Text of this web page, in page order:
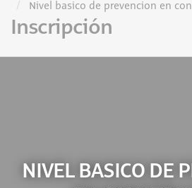
Nivel basico de prevencion en
Inscripción
NIVEL BASICO DE